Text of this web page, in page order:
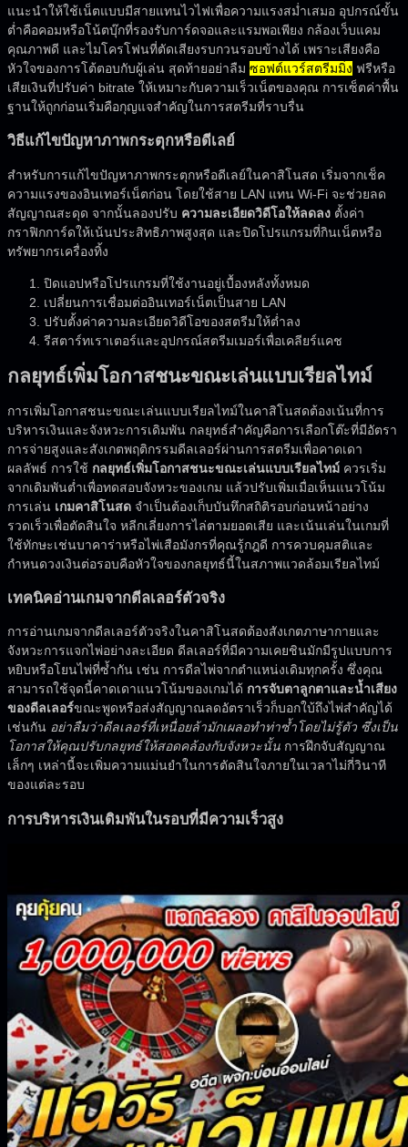
แนะนำให้ใช้เน็ตแบบมีสายแทนไวไฟเพื่อความแรงสม่ำเสมอ อุปกรณ์ขั้น
ต่ำคือคอมหรือโน้ตบุ๊กที่รองรับการ์ดจอและแรมพอเพียง กล้องเว็บแคม
คุณภาพดี และไมโครโฟนที่ตัดเสียงรบกวนรอบข้างได้ เพราะเสียงคือ
หัวใจของการโต้ตอบกับผู้เล่น สุดท้ายอย่าลืม ซอฟต์แวร์สตรีมมิ่ง ฟรีหรือ
เสียเงินที่ปรับค่า bitrate ให้เหมาะกับความเร็วเน็ตของคุณ การเซ็ตค่าพื้น
ฐานให้ถูกก่อนเริ่มคือกุญแจสำคัญในการสตรีมที่ราบรื่น
วิธีแก้ไขปัญหาภาพกระตุกหรือดีเลย์
สำหรับการแก้ไขปัญหาภาพกระตุกหรือดีเลย์ในคาสิโนสด เริ่มจากเช็ค
ความแรงของอินเทอร์เน็ตก่อน โดยใช้สาย LAN แทน Wi-Fi จะช่วยลด
สัญญาณสะดุด จากนั้นลองปรับ ความละเอียดวิดีโอให้ลดลง ตั้งค่า
กราฟิกการ์ดให้เน้นประสิทธิภาพสูงสุด และปิดโปรแกรมที่กินเน็ตหรือ
ทรัพยากรเครื่องทิ้ง
ปิดแอปหรือโปรแกรมที่ใช้งานอยู่เบื้องหลังทั้งหมด
เปลี่ยนการเชื่อมต่ออินเทอร์เน็ตเป็นสาย LAN
ปรับตั้งค่าความละเอียดวิดีโอของสตรีมให้ต่ำลง
รีสตาร์ทเราเตอร์และอุปกรณ์สตรีมเมอร์เพื่อเคลียร์แคช
กลยุทธ์เพิ่มโอกาสชนะขณะเล่นแบบเรียลไทม์
การเพิ่มโอกาสชนะขณะเล่นแบบเรียลไทม์ในคาสิโนสดต้องเน้นที่การ
บริหารเงินและจังหวะการเดิมพัน กลยุทธ์สำคัญคือการเลือกโต๊ะที่มีอัตรา
การจ่ายสูงและสังเกตพฤติกรรมดีลเลอร์ผ่านการสตรีมเพื่อคาดเดา
ผลลัพธ์ การใช้ กลยุทธ์เพิ่มโอกาสชนะขณะเล่นแบบเรียลไทม์ ควรเริ่ม
จากเดิมพันต่ำเพื่อทดสอบจังหวะของเกม แล้วปรับเพิ่มเมื่อเห็นแนวโน้ม
การเล่น เกมคาสิโนสด จำเป็นต้องเก็บบันทึกสถิติรอบก่อนหน้าอย่าง
รวดเร็วเพื่อตัดสินใจ หลีกเลี่ยงการไล่ตามยอดเสีย และเน้นเล่นในเกมที่
ใช้ทักษะเช่นบาคาร่าหรือไพ่เสือมังกรที่คุณรู้กฎดี การควบคุมสติและ
กำหนดวงเงินต่อรอบคือหัวใจของกลยุทธ์นี้ในสภาพแวดล้อมเรียลไทม์
เทคนิคอ่านเกมจากดีลเลอร์ตัวจริง
การอ่านเกมจากดีลเลอร์ตัวจริงในคาสิโนสดต้องสังเกตภาษากายและ
จังหวะการแจกไพ่อย่างละเอียด ดีลเลอร์ที่มีความเคยชินมักมีรูปแบบการ
หยิบหรือโยนไพ่ที่ซ้ำกัน เช่น การดีลไพ่จากตำแหน่งเดิมทุกครั้ง ซึ่งคุณ
สามารถใช้จุดนี้คาดเดาแนวโน้มของเกมได้ การจับตาลูกตาและน้ำเสียง
ของดีลเลอร์ขณะพูดหรือส่งสัญญาณลดอัตราเร็วก็บอกใบ้ถึงไพ่สำคัญได้
เช่นกัน อย่าลืมว่าดีลเลอร์ที่เหนื่อยล้ามักเผลอทำท่าซ้ำโดยไม่รู้ตัว ซึ่งเป็น
โอกาสให้คุณปรับกลยุทธ์ให้สอดคล้องกับจังหวะนั้น การฝึกจับสัญญาณ
เล็กๆ เหล่านี้จะเพิ่มความแม่นยำในการตัดสินใจภายในเวลาไม่กี่วินาที
ของแต่ละรอบ
การบริหารเงินเดิมพันในรอบที่มีความเร็วสูง